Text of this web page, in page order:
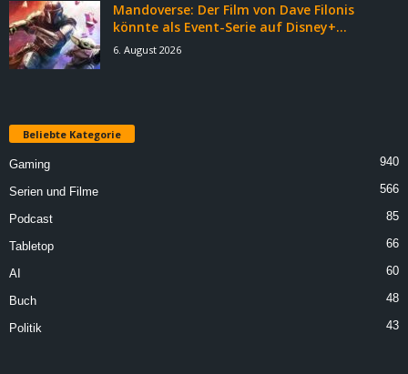
Mandoverse: Der Film von Dave Filonis
könnte als Event-Serie auf Disney+...
6. August 2026
Beliebte Kategorie
Gaming 940
Serien und Filme 566
Podcast 85
Tabletop 66
AI 60
Buch 48
Politik 43